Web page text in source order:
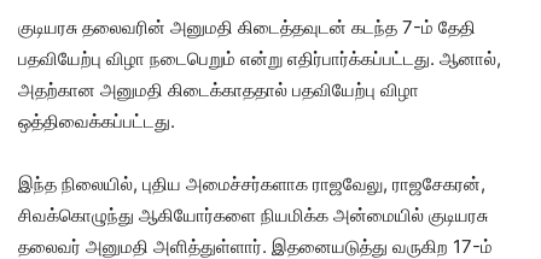
குடியரசு தலைவரின் அனுமதி கிடைத்தவுடன் கடந்த 7-ம் தேதி
பதவியேற்பு விழா நடைபெறும் என்று எதிர்பார்க்கப்பட்டது. ஆனால்,
அதற்கான அனுமதி கிடைக்காததால் பதவியேற்பு விழா
ஒத்திவைக்கப்பட்டது.
இந்த நிலையில், புதிய அமைச்சர்களாக ராஜவேலு, ராஜசேகரன்,
சிவக்கொழுந்து ஆகியோர்களை நியமிக்க அன்மையில் குடியரசு
தலைவர் அனுமதி அளித்துள்ளார். இதனையடுத்து வருகிற 17-ம்